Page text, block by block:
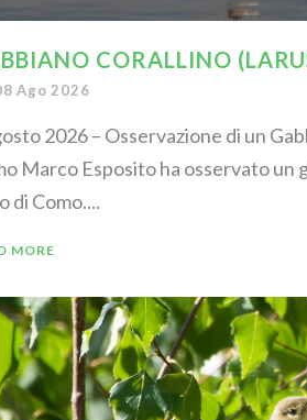
CORALLINO
Ago 2026
2026 – Osservazione di un
Marco Esposito ha osservato un
di Como....
MORE